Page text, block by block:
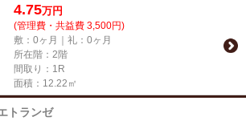
4.75万円
(管理費・共益費 3,500円)
敷：0ヶ月｜礼：0ヶ月
所在階：2階
間取り：1R
面積：12.22㎡
トランゼ